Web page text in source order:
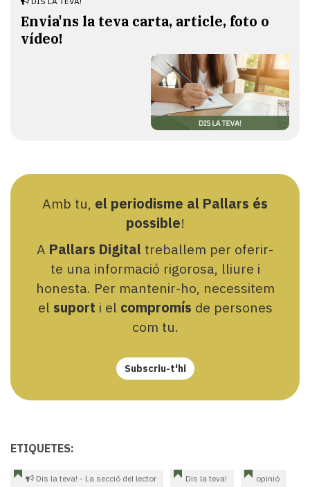
Envia'ns la teva carta, article, foto o
vídeo!
Amb tu, el periodisme al Pallars és
possible!
A Pallars Digital treballem per oferir-
te una informació rigorosa, lliure i
honesta. Per mantenir-ho, necessitem
el suport i el compromís de persones
com tu.
Subscriu-t'hi
ETIQUETES:
Dis la teva! - La secció del lector Dis la teva! opinió